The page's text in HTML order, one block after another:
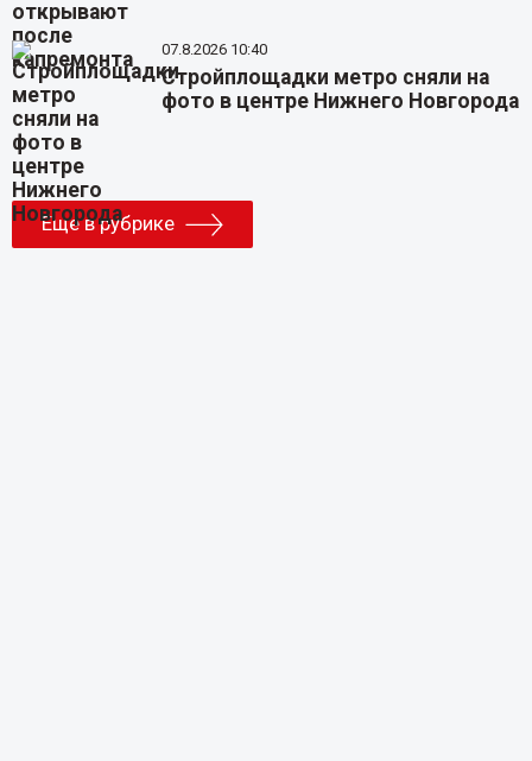
07.8.2026 10:40
Стройплощадки метро сняли на
фото в центре Нижнего Новгорода
Еще в рубрике